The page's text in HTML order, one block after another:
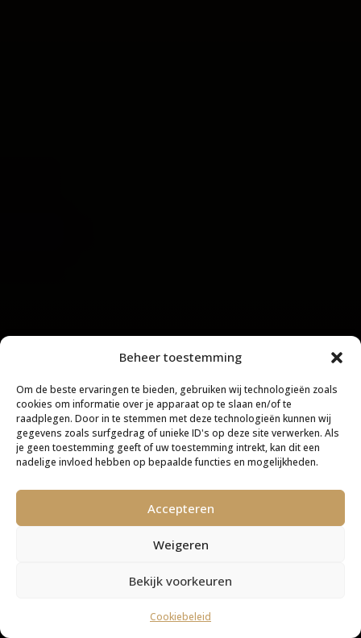
Beheer toestemming
Om de beste ervaringen te bieden, gebruiken wij technologieën zoals
cookies om informatie over je apparaat op te slaan en/of te
raadplegen. Door in te stemmen met deze technologieën kunnen wij
gegevens zoals surfgedrag of unieke ID's op deze site verwerken. Als
je geen toestemming geeft of uw toestemming intrekt, kan dit een
nadelige invloed hebben op bepaalde functies en mogelijkheden.
Accepteren
Weigeren
Bekijk voorkeuren
Cookiebeleid